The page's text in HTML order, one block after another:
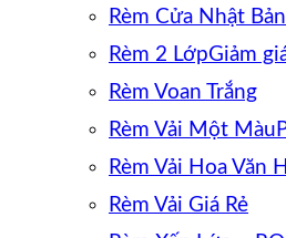
Rèm Cửa Nhật Bản
Rèm 2 Lớp
Rèm Voan Trắng
Rèm Vải Một Màu
Rèm Vải Hoa Văn
Rèm Vải Giá Rẻ